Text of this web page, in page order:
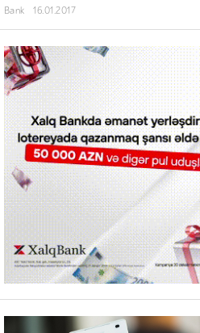
Bank 16.01.2017